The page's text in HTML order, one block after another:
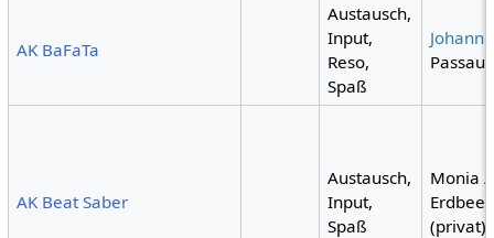
AK BaFaTa
Austausch,
Input,
Reso,
Spaß
Passau)
AK Beat Saber
Austausch,
Input,
Spaß
Monia /
(privat)